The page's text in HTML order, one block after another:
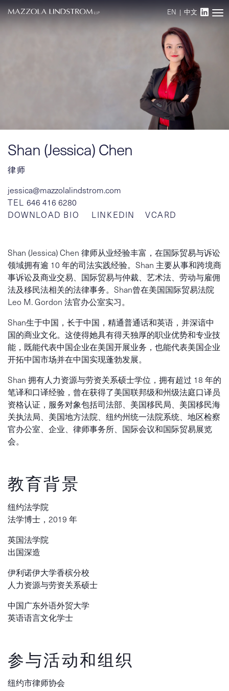
EN| 中文
Main Navigation
Shan (Jessica) Chen
律师
jessica@mazzolalindstrom.com
TEL 646 416 6280
DOWNLOAD BIO
LINKEDIN VCARD
Shan (Jessica) Chen 律师从业经验丰富，在国际贸易与诉讼
领域拥有逾 10 年的司法实践经验。Shan 主要从事和跨境商
事诉讼及商业交易、国际贸易与仲裁、艺术法、劳动与雇佣
法及移民法相关的法律事务。Shan曾在美国国际贸易法院
Leo M. Gordon 法官办公室实习。
Shan生于中国，长于中国，精通普通话和英语，并深谙中
国的商业文化。这使得她具有得天独厚的职业优势和专业技
能，既能代表中国企业在美国开展业务，也能代表美国企业
开拓中国市场并在中国实现蓬勃发展。
Shan 拥有人力资源与劳资关系硕士学位，拥有超过 18 年的
笔译和口译经验，曾在获得了美国联邦级和州级法庭口译员
资格认证，服务对象包括司法部、美国移民局、美国移民海
关执法局、美国地方法院、纽约州统一法院系统、地区检察
官办公室、企业、律师事务所、国际会议和国际贸易展览
会。
教育背景
纽约法学院
法学博士，2019 年
英国法学院
出国深造
伊利诺伊大学香槟分校
人力资源与劳资关系硕士
中国广东外语外贸大学
英语语言文化学士
参与活动和组织
纽约市律师协会